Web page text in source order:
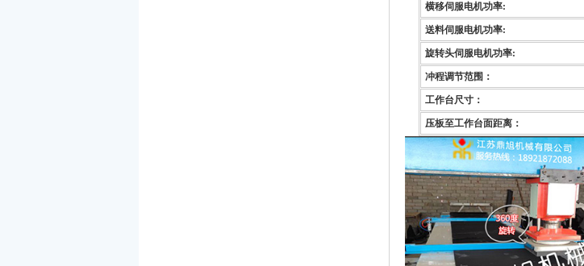
横移伺服电机功率:
送料伺服电机功率:
旋转头伺服电机功率:
冲程调节范围：
工作台尺寸：
压板至工作台面距离：